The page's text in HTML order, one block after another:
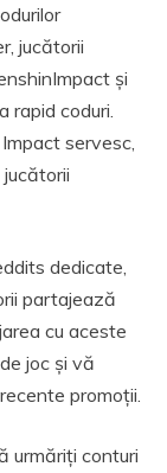
jucătorii
și
rapid coduri.
servesc,
dedicate,
partajează
cu aceste
joc și vă
promoții.
urmăriți conturi